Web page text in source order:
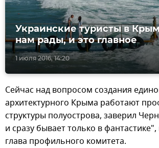
1 июля 2016, 14:20
Украинские туристы в
нам рады, и это главное
Сейчас над вопросом создания
архитектурного Крыма работают
структуры полуострова, заверил
и сразу бывает только в
глава профильного комитета.